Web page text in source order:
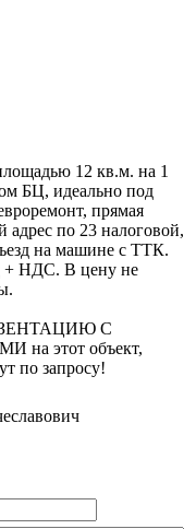
12 кв.м. на 1
БЦ, идеально под
прямая
адрес по 23 налоговой,
на машине с ТТК.
+ НДС. В цену не
С
этот объект,
по запросу!